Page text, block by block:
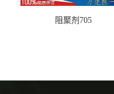
阻聚剂705